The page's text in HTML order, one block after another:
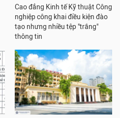
Cao đẳng Kinh tế Kỹ thuật Công
nghiệp công khai điều kiện đào
tạo nhưng nhiều tệp "trắng"
thông tin